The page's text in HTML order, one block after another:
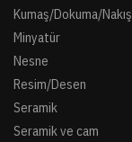
Kumaş/Dokuma/Nakış
Minyatür
Nesne
Resim/Desen
Seramik
Seramik ve cam